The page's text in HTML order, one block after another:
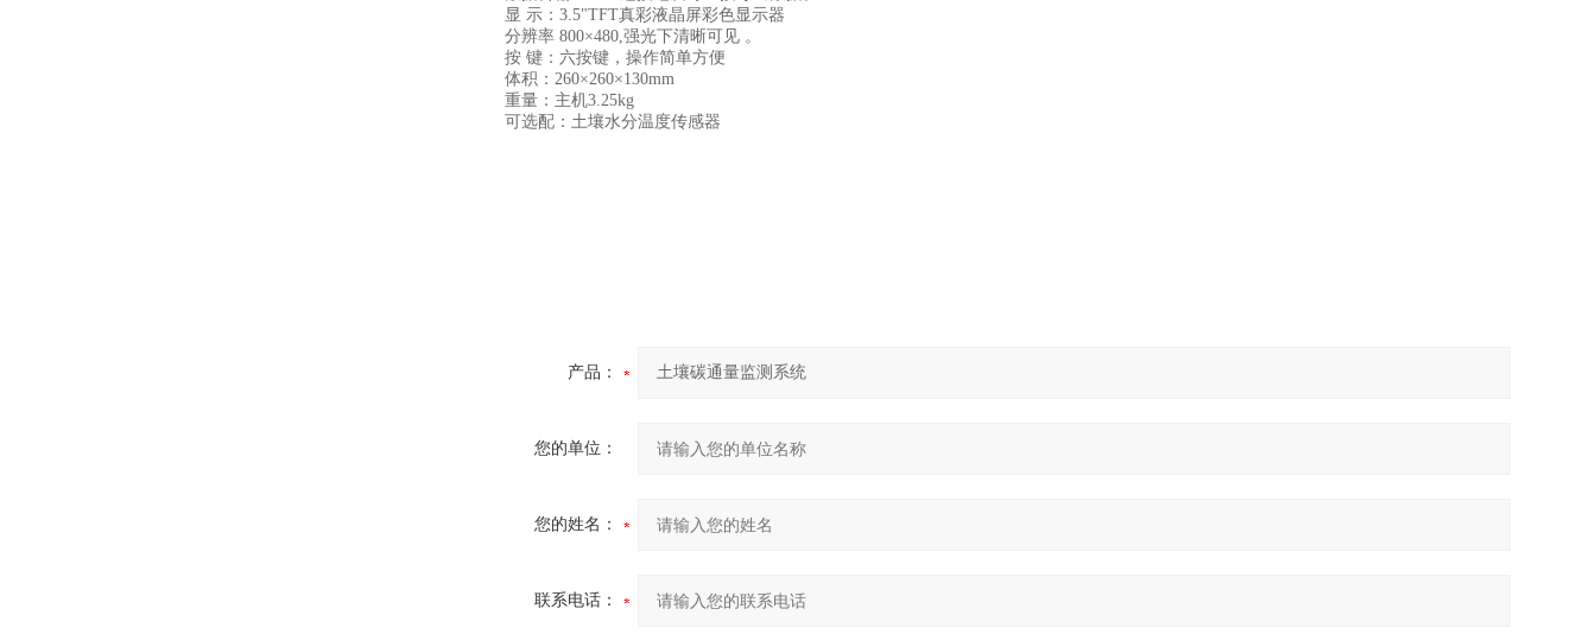
显 示：3.5"TFT真彩液晶屏彩色显示器
分辨率 800×480,强光下清晰可见 。
按 键：六按键，操作简单方便
体积：260×260×130mm
重量：主机3.25kg
可选配：土壤水分温度传感器
产品：
您的单位：
您的姓名：
联系电话：